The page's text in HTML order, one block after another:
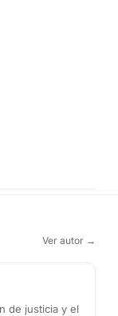
Ver autor →
de justicia y el